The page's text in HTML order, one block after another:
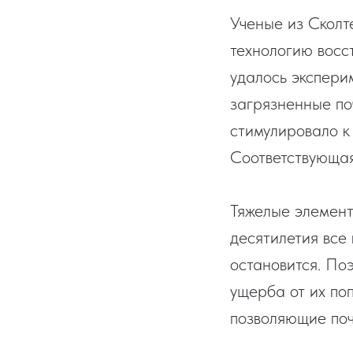
Ученые из
технологию
удалось
загрязненные
стимулировало
Тяжелые
десятилетия
остановится.
ущерба от их
позволяющие